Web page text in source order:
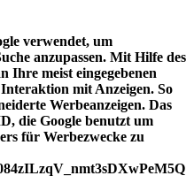
verwendet, um
anzupassen. Mit Hilfe des
Ihre meist eingegebenen
mit Anzeigen. So
Werbeanzeigen. Das
die Google benutzt um
für Werbezwecke zu